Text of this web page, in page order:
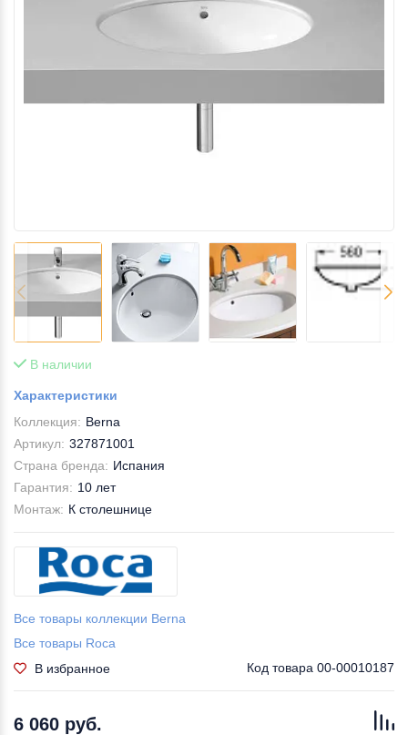
В наличии
Характеристики
Коллекция: Berna
Артикул: 327871001
Страна бренда: Испания
Гарантия: 10 лет
Монтаж: К столешнице
Все товары коллекции Berna
Все товары Roca
В избранное
Код товара 00-00010187
6 060 руб.